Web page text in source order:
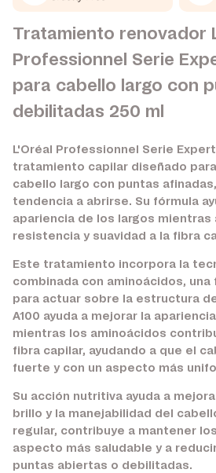
Tratamiento renovador
Professionnel Serie
para cabello largo con
debilitadas 250 ml
L'Oréal Professionnel Serie
tratamiento capilar diseñado
cabello largo con puntas
tendencia a abrirse. Su fórmula
apariencia de los largos mientras
resistencia y suavidad a la fibra
Este tratamiento incorpora la
combinada con aminoácidos,
para actuar sobre la estructura
A100 ayuda a mejorar la
mientras los aminoácidos
fibra capilar, ayudando a que el
fuerte y con un aspecto más
Su acción nutritiva ayuda a
brillo y la manejabilidad del
regular, contribuye a mantener
aspecto más saludable y a
puntas abiertas o debilitadas.